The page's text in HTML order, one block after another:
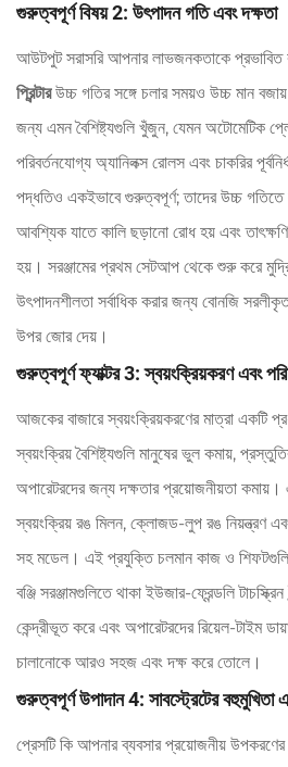
গুরুত্বপূর্ণ বিষয় 2: উৎপাদন গতি এবং দক্ষতা
আউটপুট সরাসরি আপনার লাভজনকতাকে
প্রিন্টারউচ্চ গতির সঙ্গে চলার সময়ও উচ্চ মান
জন্য এমন বৈশিষ্ট্যগুলি খুঁজুন, যেমন অটোমেটিক
পরিবর্তনযোগ্য অ্যানিলক্স রোলস এবং চাকরির
পদ্ধতিও একইভাবে গুরুত্বপূর্ণ; তাদের উচ্চ গতিতে
আবশ্যিক যাতে কালি ছড়ানো রোধ হয় এবং
হয়। সরঞ্জামের প্রথম সেটআপ থেকে শুরু করে
উৎপাদনশীলতা সর্বাধিক করার জন্য বোনজি
উপর জোর দেয়।
গুরুত্বপূর্ণ ফ্যাক্টর 3: স্বয়ংক্রিয়করণ এবং
আজকের বাজারে স্বয়ংক্রিয়করণের মাত্রা একটি
স্বয়ংক্রিয় বৈশিষ্ট্যগুলি মানুষের ভুল কমায়,
অপারেটরদের জন্য দক্ষতার প্রয়োজনীয়তা কমায়।
স্বয়ংক্রিয় রঙ মিলন, ক্লোজড-লুপ রঙ নিয়ন্ত্রণ এবং
সহ মডেল। এই প্রযুক্তি চলমান কাজ ও
বঞ্জি সরঞ্জামগুলিতে থাকা ইউজার-ফ্রেন্ডলি
কেন্দ্রীভূত করে এবং অপারেটরদের রিয়েল-টাইম
চালানোকে আরও সহজ এবং দক্ষ করে তোলে।
গুরুত্বপূর্ণ উপাদান 4: সাবস্ট্রেটের বহুমুখিতা
প্রেসটি কি আপনার ব্যবসার প্রয়োজনীয় উপকরণের